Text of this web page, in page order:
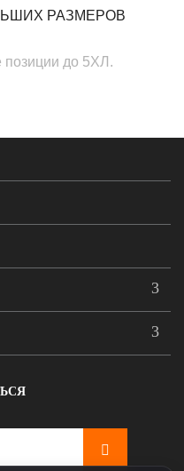
РАЗМЕРОВ
позиции до 5ХЛ.